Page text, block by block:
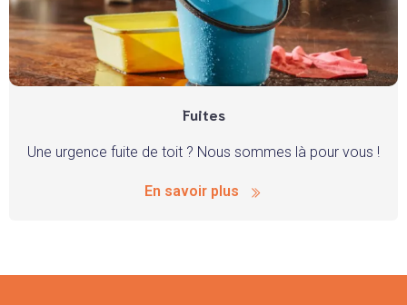
Fuites
Une urgence fuite de toit ? Nous sommes là pour vous !
En savoir plus